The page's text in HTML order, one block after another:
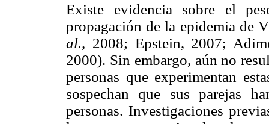
Existe evidencia sobre el
propagación de la epidemia de
al., 2008; Epstein, 2007;
2000). Sin embargo, aún no
personas que experimentan
sospechan que sus parejas
personas. Investigaciones